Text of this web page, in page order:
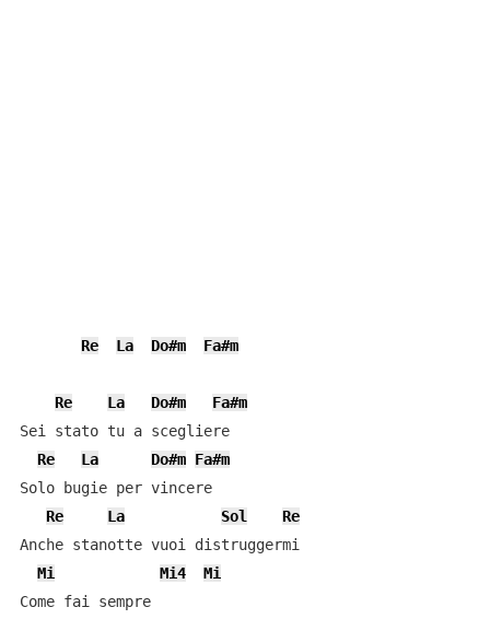
Re La Do#m Fa#m
Re La Do#m
Fa#m
Sei stato tu a scegliere
Re
La Do#m Fa#m
Solo bugie per vincere
Re
La Sol
Re
Anche stanotte vuoi distruggermi
Mi
Mi4
Mi
Come fai sempre